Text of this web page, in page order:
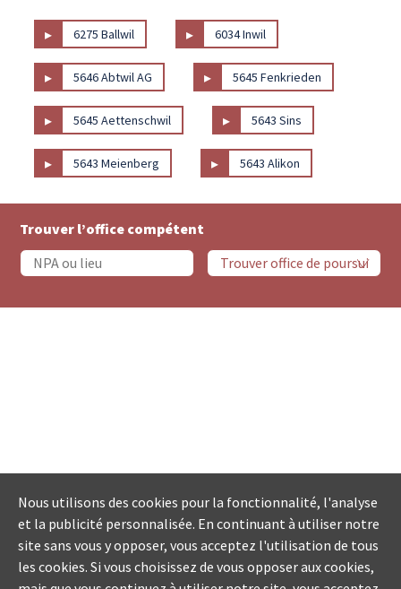
▸ 6275 Ballwil ▸ 6034 Inwil
▸ 5646 Abtwil AG ▸ 5645 Fenkrieden
▸ 5645 Aettenschwil ▸ 5643 Sins
▸ 5643 Meienberg ▸ 5643 Alikon
Trouver l’office compétent
Nous utilisons des cookies pour la fonctionnalité, l'analyse
et la publicité personnalisée. En continuant à utiliser notre
site sans vous y opposer, vous acceptez l'utilisation de tous
les cookies. Si vous choisissez de vous opposer aux cookies,